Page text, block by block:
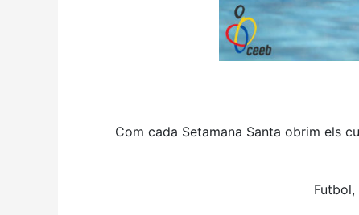
Com cada Setamana Santa obrim els
Futbol,